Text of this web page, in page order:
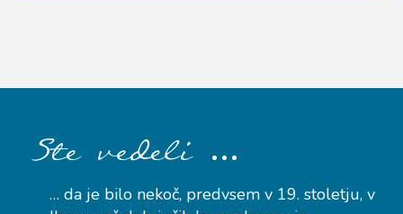
Ste vedeli …
… da je bilo nekoč, predvsem v 19. stoletju, v